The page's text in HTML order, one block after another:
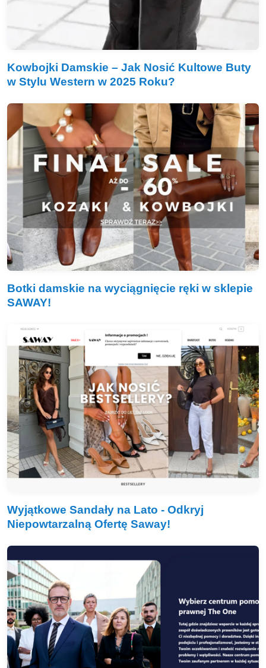
Kowbojki Damskie – Jak Nosić Kultowe Buty
w Stylu Western w 2025 Roku?
Botki damskie na wyciągnięcie ręki w sklepie
SAWAY!
Wyjątkowe Sandały na Lato - Odkryj
Niepowtarzalną Ofertę Saway!